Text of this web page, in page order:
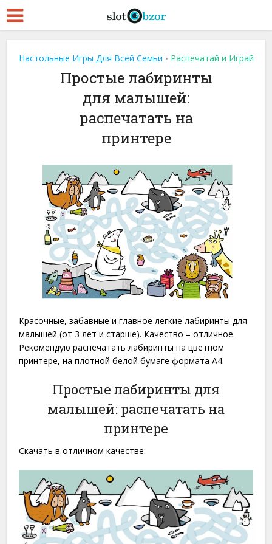
Настольные Игры Для Всей Семьи • Распечатай и Играй
Простые лабиринты
для малышей:
распечатать на
принтере
Красочные, забавные и главное лёгкие лабиринты для
малышей (от 3 лет и старше). Качество – отличное.
Рекомендую распечатать лабиринты на цветном
принтере, на плотной белой бумаге формата A4.
Простые лабиринты для
малышей: распечатать на
принтере
Скачать в отличном качестве: